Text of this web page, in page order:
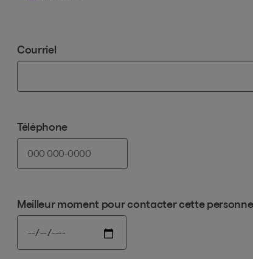
Courriel
Téléphone
Meilleur moment pour contacter cette personne